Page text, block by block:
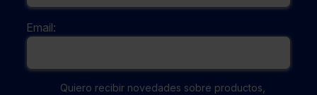
Email:
Quiero recibir novedades sobre productos,